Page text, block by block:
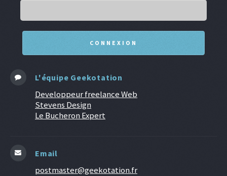
L'équipe Geekotation
Developpeur freelance Web
Stevens Design
Le Bucheron Expert
Email
postmaster@geekotation.fr